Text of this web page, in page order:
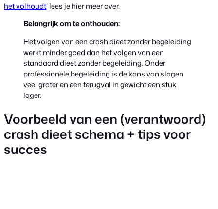
het volhoudt‘ lees je hier meer over.
Belangrijk om te onthouden:
Het volgen van een crash dieet zonder begeleiding
werkt minder goed dan het volgen van een
standaard dieet zonder begeleiding. Onder
professionele begeleiding is de kans van slagen
veel groter en een terugval in gewicht een stuk
lager.
Voorbeeld van een (verantwoord)
crash dieet schema + tips voor
succes